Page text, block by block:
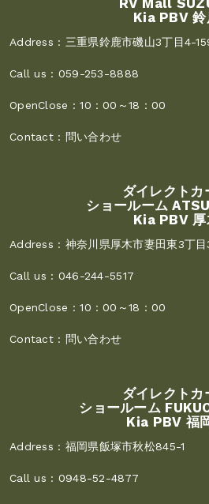
RV Mall
Kia PBV 鈴
Address : 三重県鈴鹿市磯山3丁目4-
Call us : 059-253-8888
OpenClose :10：00～18：00
Contact : 問い合わせ
ダイレクトカ
ショールーム
Kia PBV 厚
Address : 神奈川県厚木市妻田東3丁
Call us : 046-244-5517
OpenClose :10：00～18：00
Contact : 問い合わせ
ダイレクトカ
ショールーム
Kia PBV 福
Address : 福岡県飯塚市秋松845-1
Call us : 0948-52-4877